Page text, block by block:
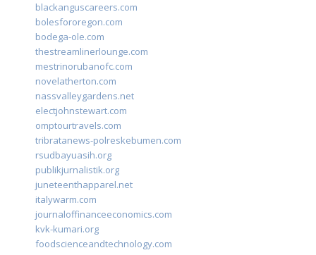
blackanguscareers.com
bolesfororegon.com
bodega-ole.com
thestreamlinerlounge.com
mestrinorubanofc.com
novelatherton.com
nassvalleygardens.net
electjohnstewart.com
omptourtravels.com
tribratanews-polreskebumen.com
rsudbayuasih.org
publikjurnalistik.org
juneteenthapparel.net
italywarm.com
journaloffinanceeconomics.com
kvk-kumari.org
foodscienceandtechnology.com